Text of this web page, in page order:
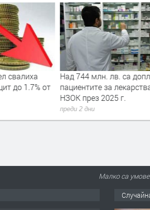
свалиха
до 1.7% от
Над 744 млн. лв. са
пациентите за
НЗОК през 2025 г.
преди 2 дни
Малко са